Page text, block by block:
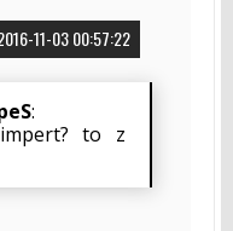
11-03 00:57:22
:
to z